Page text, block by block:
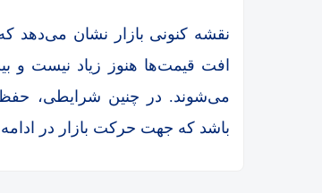
نقشه کنونی بازار نشان می‌دهد
افت قیمت‌ها هنوز زیاد نیست و
باشد که جهت حرکت بازار در